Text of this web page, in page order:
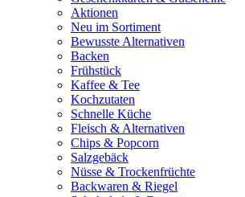
Aktionen
Neu im Sortiment
Bewusste Alternativen
Backen
Frühstück
Kaffee & Tee
Kochzutaten
Schnelle Küche
Fleisch & Alternativen
Chips & Popcorn
Salzgebäck
Nüsse & Trockenfrüchte
Backwaren & Riegel